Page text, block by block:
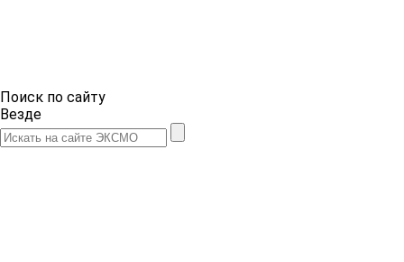
Поиск по сайту
Везде